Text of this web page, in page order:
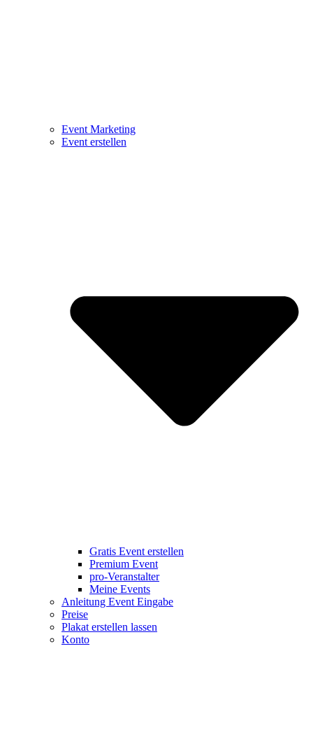
Event Marketing
Event erstellen
Gratis Event erstellen
Premium Event
pro-Veranstalter
Meine Events
Anleitung Event Eingabe
Preise
Plakat erstellen lassen
Konto